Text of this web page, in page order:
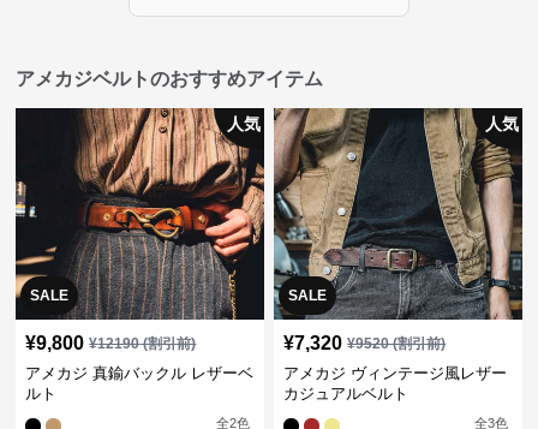
アメカジベルトのおすすめアイテム
SALE
人気
¥9,800 ¥12190(割引前)
アメカジ 真鍮バックル レザーベ
ルト
全2色
SALE
人気
¥7,320 ¥9520(割引前)
アメカジ ヴィンテージ風レザー
カジュアルベルト
全3色